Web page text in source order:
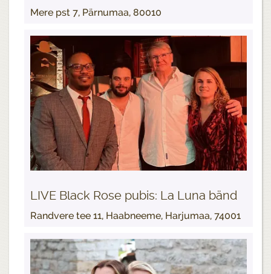
Mere pst 7, Pärnumaa, 80010
LIVE Black Rose pubis: La Luna bänd
Randvere tee 11, Haabneeme, Harjumaa, 74001